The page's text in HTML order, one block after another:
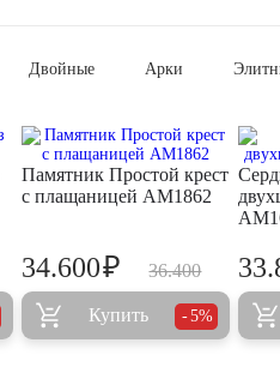
Двойные Арки
Памятник Простой крест
с плащаницей AM1862
36.400
34.600₽
Купить 5%